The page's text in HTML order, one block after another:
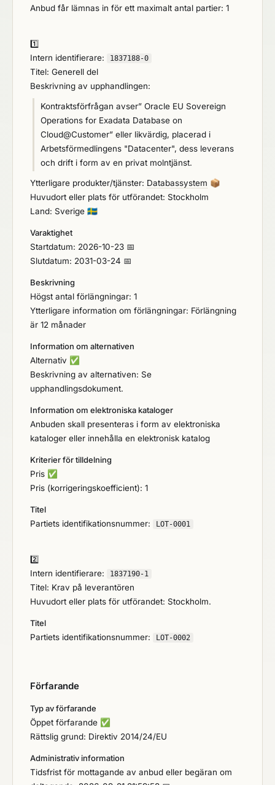
Anbud får lämnas in för ett maximalt antal partier: 1
1️⃣
Intern identifierare:
1837188-0
Titel: Generell del
Beskrivning av upphandlingen:
Kontraktsförfrågan avser” Oracle EU Sovereign
Operations for Exadata Database on
Cloud@Customer” eller likvärdig, placerad i
Arbetsförmedlingens "Datacenter", dess leverans
och drift i form av en privat molntjänst.
Ytterligare produkter/tjänster: Databassystem 📦
Huvudort eller plats för utförandet: Stockholm
Land: Sverige 🇸🇪
Varaktighet
Startdatum: 2026-10-23 📅
Slutdatum: 2031-03-24 📅
Beskrivning
Högst antal förlängningar: 1
Ytterligare information om förlängningar: Förlängning
är 12 månader
Information om alternativen
Alternativ ✅
Beskrivning av alternativen: Se
upphandlingsdokument.
Information om elektroniska kataloger
Anbuden skall presenteras i form av elektroniska
kataloger eller innehålla en elektronisk katalog
Kriterier för tilldelning
Pris ✅
Pris (korrigeringskoefficient): 1
Titel
Partiets identifikationsnummer:
LOT-0001
2️⃣
Intern identifierare:
1837190-1
Titel: Krav på leverantören
Huvudort eller plats för utförandet: Stockholm.
Titel
Partiets identifikationsnummer:
LOT-0002
Förfarande
Typ av förfarande
Öppet förfarande ✅
Rättslig grund: Direktiv 2014/24/EU
Administrativ information
Tidsfrist för mottagande av anbud eller begäran om